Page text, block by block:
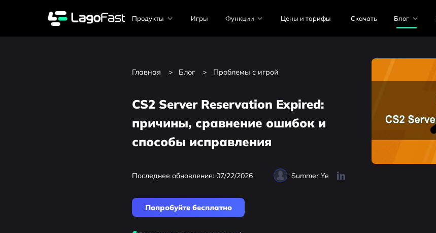
Продукты Игры Функции Цены и тарифы Скачать Блог
Главная > Блог > Проблемы с игрой
CS2 Server Reservation Expired:
причины, сравнение ошибок и
способы исправления
Последнее обновление: 07/22/2026 Summer Ye
Попробуйте бесплатно